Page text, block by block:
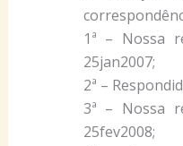
1ª – Nossa
25jan2007;
2ª –
3ª – Nossa
25fev2008;